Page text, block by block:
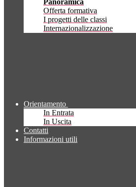
Panoramica
Offerta formativa
I progetti delle classi
Internazionalizzazione
Orientamento
In Entrata
In Uscita
Contatti
Informazioni utili